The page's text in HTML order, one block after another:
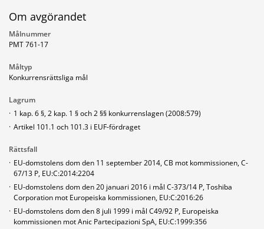
Om avgörandet
Målnummer
PMT 761-17
Måltyp
Konkurrensrättsliga mål
Lagrum
· 1 kap. 6 §, 2 kap. 1 § och 2 §§ konkurrenslagen (2008:579)
· Artikel 101.1 och 101.3 i EUF-fördraget
Rättsfall
· EU-domstolens dom den 11 september 2014, CB mot kommissionen, C-
67/13 P, EU:C:2014:2204
· EU-domstolens dom den 20 januari 2016 i mål C-373/14 P, Toshiba
Corporation mot Europeiska kommissionen, EU:C:2016:26
· EU-domstolens dom den 8 juli 1999 i mål C49/92 P, Europeiska
kommissionen mot Anic Partecipazioni SpA, EU:C:1999:356